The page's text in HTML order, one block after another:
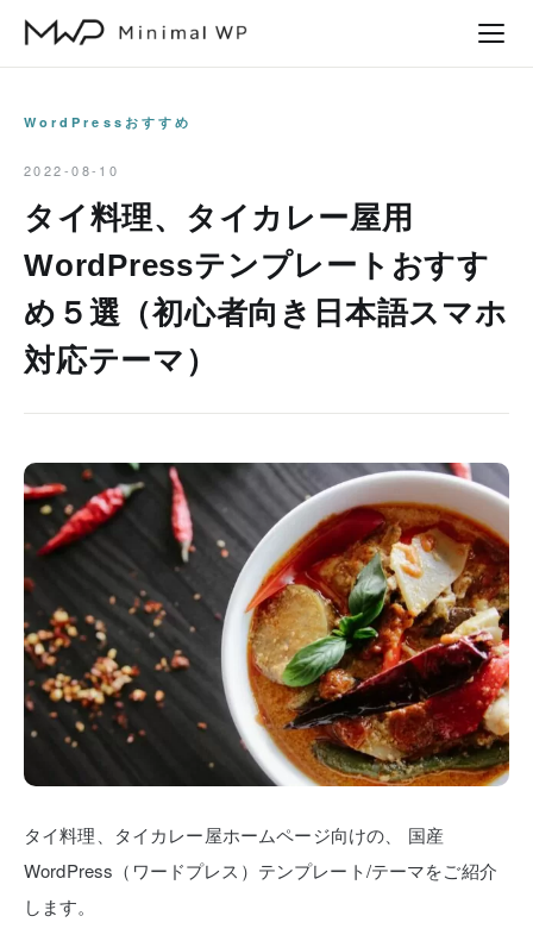
WordPressおすすめ
2022-08-10
タイ料理、タイカレー屋用
WordPressテンプレートおすす
め５選（初心者向き日本語スマホ
対応テーマ）
タイ料理、タイカレー屋ホームページ向けの、
国産
WordPress（ワードプレス）テンプレート/テーマをご紹介
します。